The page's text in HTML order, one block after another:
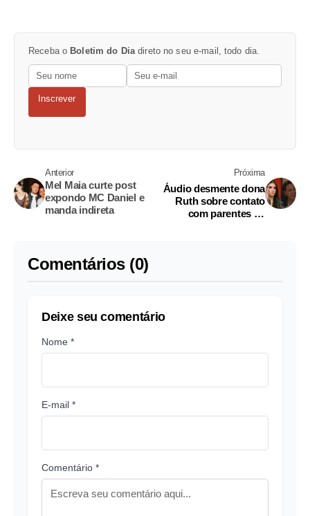
Receba o Boletim do Dia direto no seu e-mail, todo dia.
Inscrever
Anterior
Mel Maia curte post
expondo MC Daniel e
manda indireta
Próxima
Áudio desmente dona
Ruth sobre contato
com parentes de
Comentários (0)
Deixe seu comentário
Nome *
E-mail *
Comentário *